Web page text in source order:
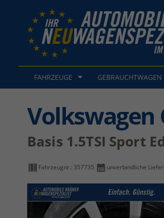
FAHRZEUGE GEBRAUCHTWAGEN
Volkswagen
Basis 1.5TSI Sport
Fahrzeugnr.: 357735 unverbindliche